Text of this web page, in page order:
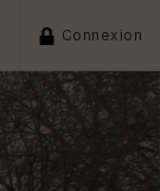
Connexion